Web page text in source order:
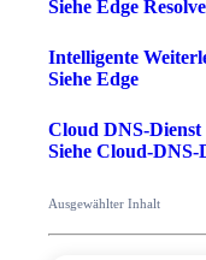
Siehe Edge
Intelligente
Siehe Edge
Cloud DNS-Dienst
Siehe Cloud-DNS-
Ausgewählter Inhalt